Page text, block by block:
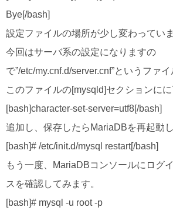
Bye[/bash]
設定ファイルの場所が少し変わっていま
今回はサーバ系の設定になりますの
で”/etc/my.cnf.d/server.cnf”というファ
このファイルの[mysqld]セクションにに
[bash]character-set-server=utf8[/bash]
追加し、保存したらMariaDBを再起動し
[bash]# /etc/init.d/mysql restart[/bash]
もう一度、MariaDBコンソールにログ
スを確認してみます。
[bash]# mysql -u root -p